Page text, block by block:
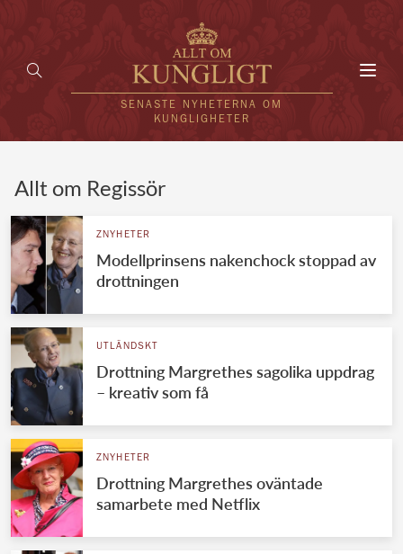
SENASTE NYHETERNA OM
KUNGLIGHETER
UTLÄNDSKT
VÄRLDENS KUNGAHUS
Svenska kungahuset
Brittiska kungahuset
Danska kungahuset
Spanska kungahuset
REDAKTION
Allt om Regissör
ZNYHETER
Modellprinsens nakenchock stoppad av
drottningen
UTLÄNDSKT
Drottning Margrethes sagolika uppdrag
– kreativ som få
ZNYHETER
Drottning Margrethes oväntade
samarbete med Netflix